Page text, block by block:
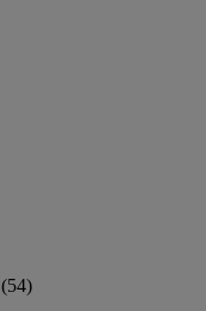
(54)